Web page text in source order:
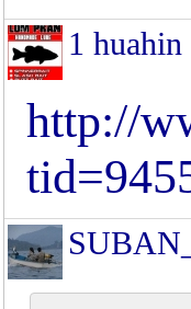
1 huahin
http://